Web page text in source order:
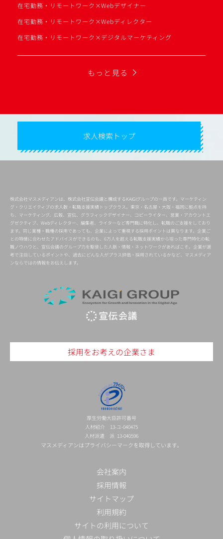
在宅勤務・リモートワーク×Webデザイナー
在宅勤務・リモートワーク×Webディレクター
在宅勤務・リモートワーク×デジタルマーケティング
もっと見る
求人検索トップ
株式会社マスメディアンは、株式会社宣伝会議と構成するKAIGIグループの一員です。マーケティン
グ・クリエイティブの求人数・転職支援実績トップクラス。東京・名古屋・大阪・福岡に拠点を持
ち、マーケティング、広報、宣伝、グラフィックデザイナー、コピーライター、営業・アカウントエ
グゼクティブ、Webディレクター、編集者、ライターなど専門職に特化し、転職のご支援をしており
ます。同じ業種・職種の採用であっても、企業によって重視する採用ポイントは異なります。企業ご
との特徴に合わせたアドバイスができるのも、6万人を超える転職支援実績から培った専門特化の転
職ノウハウと、宣伝会議のグループ力を駆使した人脈・情報・ネットワークがあればこそ。企業が選
考で注目しているポイントや、過去にどんな人がプラス評価・採用されているかなど、マスメディア
ンならではの情報をお伝えします。
採用をお考えの企業さま
厚生労働大臣許可番号
人材紹介 13-ユ-040475
人材派遣 派 13-040596
マスメディアンはプライバシーマークを取得しています。
会社案内
採用情報
サイトマップ
利用規約
サイトの利用について